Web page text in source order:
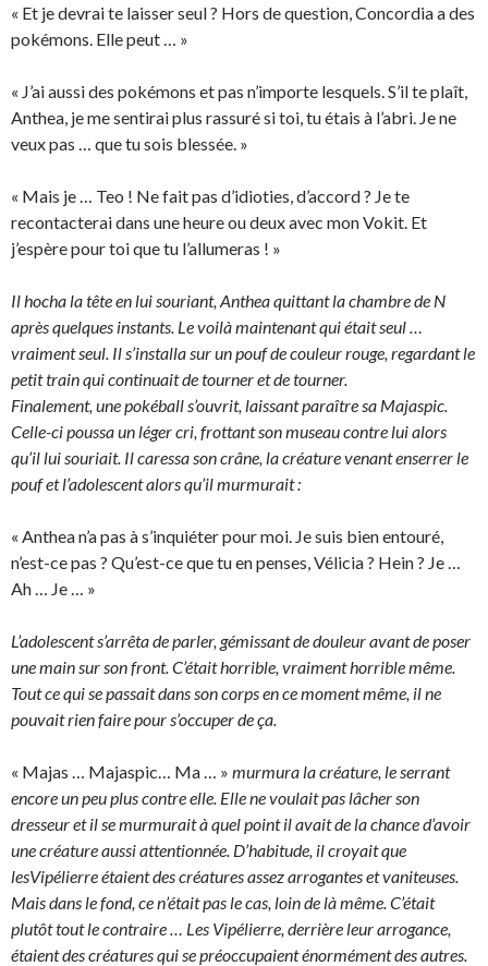
« Et je devrai te laisser seul ? Hors de question, Concordia a des
pokémons. Elle peut … »
« J’ai aussi des pokémons et pas n’importe lesquels. S’il te plaît,
Anthea, je me sentirai plus rassuré si toi, tu étais à l’abri. Je ne
veux pas … que tu sois blessée. »
« Mais je … Teo ! Ne fait pas d’idioties, d’accord ? Je te
recontacterai dans une heure ou deux avec mon Vokit. Et
j’espère pour toi que tu l’allumeras ! »
Il hocha la tête en lui souriant, Anthea quittant la chambre de N
après quelques instants. Le voilà maintenant qui était seul …
vraiment seul. Il s’installa sur un pouf de couleur rouge, regardant le
petit train qui continuait de tourner et de tourner.
Finalement, une pokéball s’ouvrit, laissant paraître sa Majaspic.
Celle-ci poussa un léger cri, frottant son museau contre lui alors
qu’il lui souriait. Il caressa son crâne, la créature venant enserrer le
pouf et l’adolescent alors qu’il murmurait :
« Anthea n’a pas à s’inquiéter pour moi. Je suis bien entouré,
n’est-ce pas ? Qu’est-ce que tu en penses, Vélicia ? Hein ? Je …
Ah … Je … »
L’adolescent s’arrêta de parler, gémissant de douleur avant de poser
une main sur son front. C’était horrible, vraiment horrible même.
Tout ce qui se passait dans son corps en ce moment même, il ne
pouvait rien faire pour s’occuper de ça.
« Majas … Majaspic… Ma … » murmura la créature, le serrant
encore un peu plus contre elle. Elle ne voulait pas lâcher son
dresseur et il se murmurait à quel point il avait de la chance d’avoir
une créature aussi attentionnée. D’habitude, il croyait que
lesVipélierre étaient des créatures assez arrogantes et vaniteuses.
Mais dans le fond, ce n’était pas le cas, loin de là même. C’était
plutôt tout le contraire … Les Vipélierre, derrière leur arrogance,
étaient des créatures qui se préoccupaient énormément des autres.